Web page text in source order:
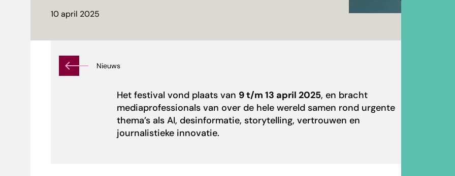
10 april 2025
Nieuws
Het festival vond plaats van 9 t/m 13 april 2025, en bracht
mediaprofessionals van over de hele wereld samen rond urgente
thema’s als AI, desinformatie, storytelling, vertrouwen en
journalistieke innovatie.